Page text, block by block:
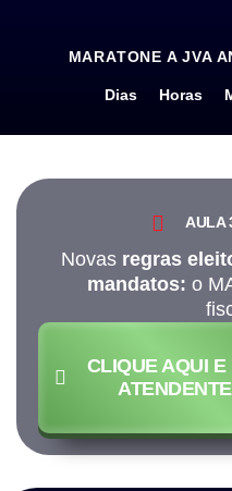
MARATONE A JVA
Dias Horas
AULA
Novas regras
mandatos: o
CLIQUE AQUI